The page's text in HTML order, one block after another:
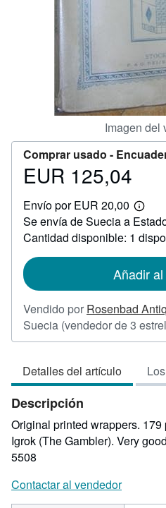
Imagen del
Comprar usado -
Precio
125,04
EUR 125,04
Envío por EUR 20,00
Más
sobre
las
envío
Se envía de Suecia a
Cantidad disponible: 1
Añadir
Vendido por Rosenbad
Suecia (vendedor de 3
Detalles del artículo
Descripción
Original printed wrappers.
Igrok (The Gambler). Very
5508
Contactar al vendedor